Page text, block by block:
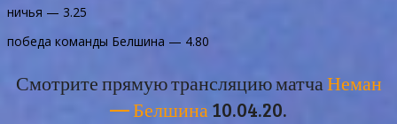
ничья — 3.25
победа команды Белшина — 4.80
Смотрите прямую трансляцию матчаНеман
— Белшина10.04.20.